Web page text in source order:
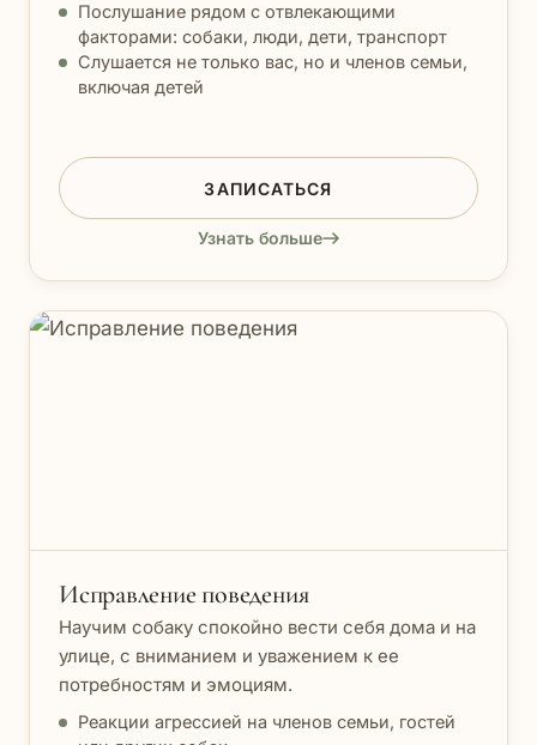
Послушание рядом с отвлекающими
факторами: собаки, люди, дети, транспорт
Слушается не только вас, но и членов семьи,
включая детей
ЗАПИСАТЬСЯ
Узнать больше
Исправление поведения
Научим собаку спокойно вести себя дома и на
улице, с вниманием и уважением к ее
потребностям и эмоциям.
Реакции агрессией на членов семьи, гостей